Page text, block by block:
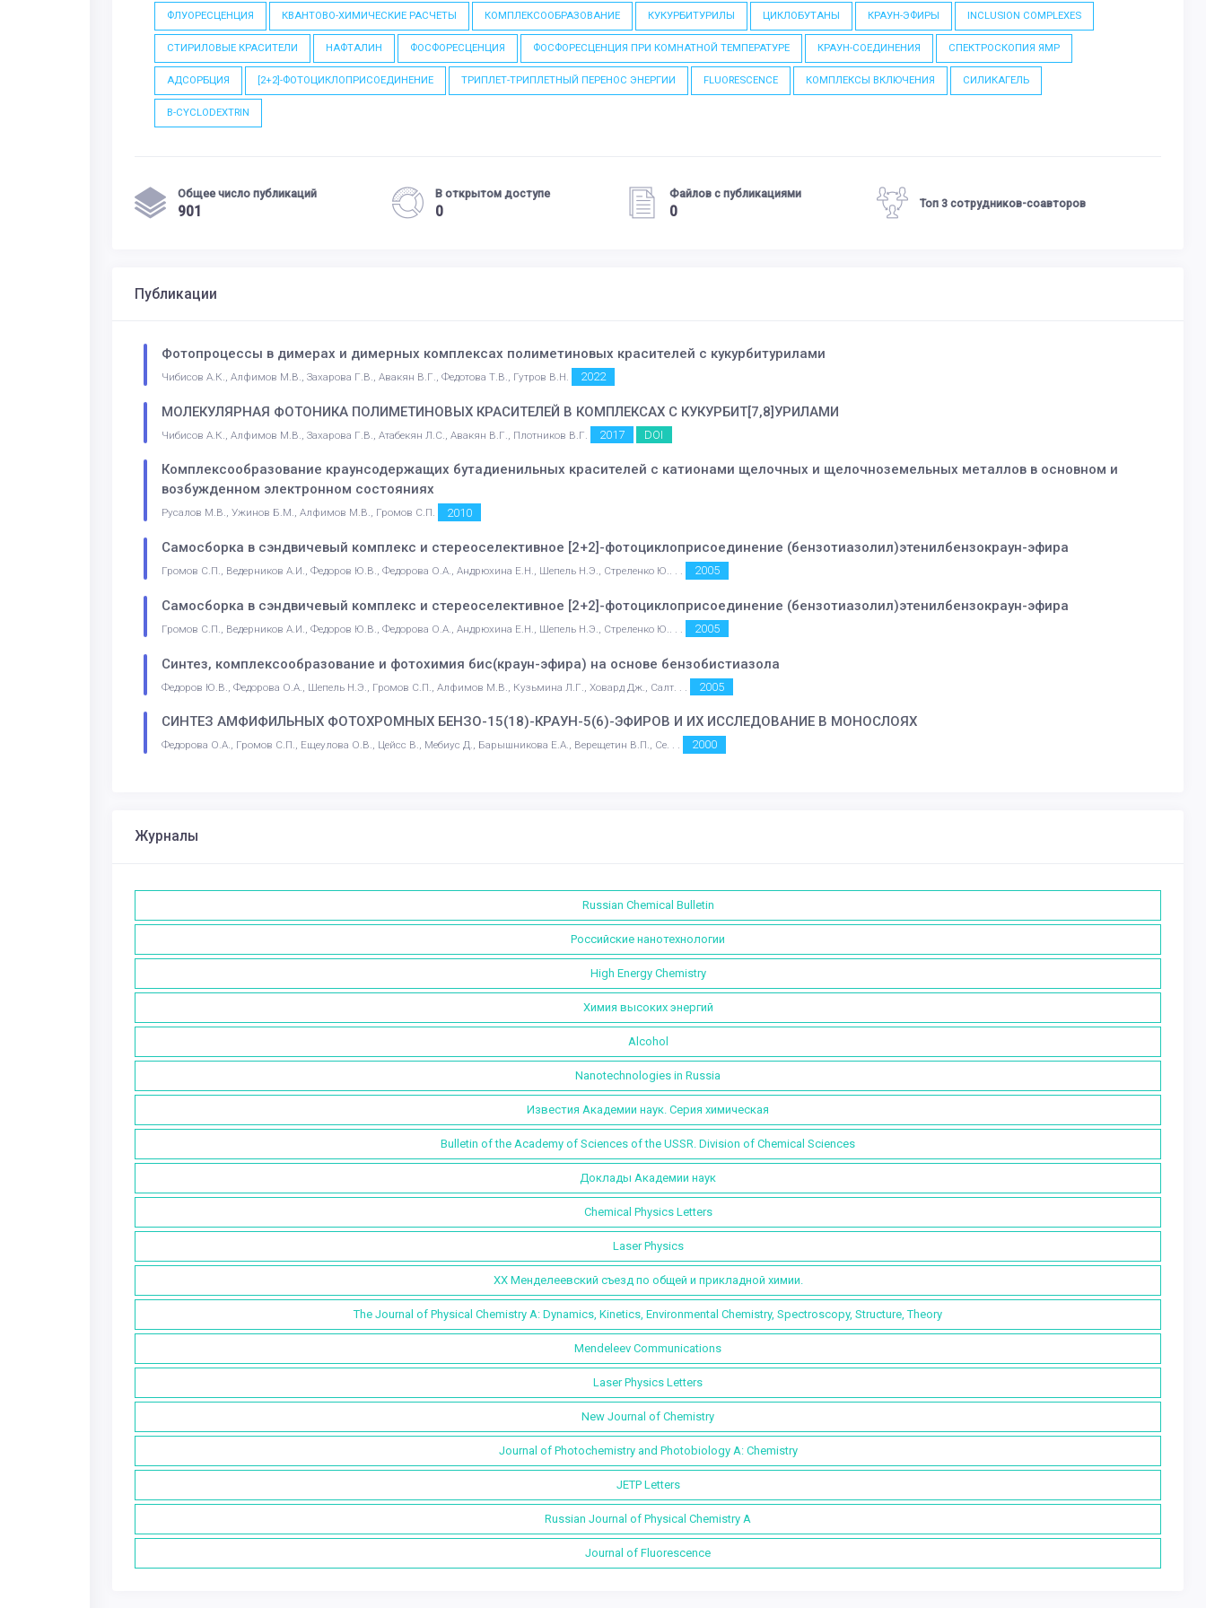
ФЛУОРЕСЦЕНЦИЯ КВАНТОВО-ХИМИЧЕСКИЕ РАСЧЕТЫ КОМПЛЕКСООБРАЗОВАНИЕ КУКУРБИТУРИЛЫ ЦИКЛОБУТАНЫ КРАУН-ЭФИРЫ INCLUSION COMPLEXES
СТИРИЛОВЫЕ КРАСИТЕЛИ НАФТАЛИН ФОСФОРЕСЦЕНЦИЯ ФОСФОРЕСЦЕНЦИЯ ПРИ КОМНАТНОЙ ТЕМПЕРАТУРЕ КРАУН-СОЕДИНЕНИЯ СПЕКТРОСКОПИЯ ЯМР
АДСОРБЦИЯ [2+2]-ФОТОЦИКЛОПРИСОЕДИНЕНИЕ ТРИПЛЕТ-ТРИПЛЕТНЫЙ ПЕРЕНОС ЭНЕРГИИ FLUORESCENCE КОМПЛЕКСЫ ВКЛЮЧЕНИЯ СИЛИКАГЕЛЬ
Β-CYCLODEXTRIN
Общее число публикаций
901
В открытом доступе
0
Файлов с публикациями
0 Топ 3 сотрудников-соавторов
Публикации
Фотопроцессы в димерах и димерных комплексах полиметиновых красителей с кукурбитурилами
Чибисов А.К., Алфимов М.В., Захарова Г.В., Авакян В.Г., Федотова Т.В., Гутров В.Н. 2022
МОЛЕКУЛЯРНАЯ ФОТОНИКА ПОЛИМЕТИНОВЫХ КРАСИТЕЛЕЙ В КОМПЛЕКСАХ С КУКУРБИТ[7,8]УРИЛАМИ
Чибисов А.К., Алфимов М.В., Захарова Г.В., Атабекян Л.С., Авакян В.Г., Плотников В.Г. 2017 DOI
Комплексообразование краунсодержащих бутадиенильных красителей с катионами щелочных и щелочноземельных металлов в основном и
возбужденном электронном состояниях
Русалов М.В., Ужинов Б.М., Алфимов М.В., Громов С.П. 2010
Самосборка в сэндвичевый комплекс и стереоселективное [2+2]-фотоциклоприсоединение (бензотиазолил)этенилбензокраун-эфира
Громов С.П., Ведерников А.И., Федоров Ю.В., Федорова О.А., Андрюхина Е.Н., Шепель Н.Э., Стреленко Ю.. . . 2005
Самосборка в сэндвичевый комплекс и стереоселективное [2+2]-фотоциклоприсоединение (бензотиазолил)этенилбензокраун-эфира
Громов С.П., Ведерников А.И., Федоров Ю.В., Федорова О.А., Андрюхина Е.Н., Шепель Н.Э., Стреленко Ю.. . . 2005
Синтез, комплексообразование и фотохимия бис(краун-эфира) на основе бензобистиазола
Федоров Ю.В., Федорова О.А., Шепель Н.Э., Громов С.П., Алфимов М.В., Кузьмина Л.Г., Ховард Дж., Салт. . . 2005
СИНТЕЗ АМФИФИЛЬНЫХ ФОТОХРОМНЫХ БЕНЗО-15(18)-КРАУН-5(6)-ЭФИРОВ И ИХ ИССЛЕДОВАНИЕ В МОНОСЛОЯХ
Федорова О.А., Громов С.П., Ещеулова О.В., Цейсc В., Мебиус Д., Барышникова Е.А., Верещетин В.П., Се. . . 2000
Журналы
Russian Chemical Bulletin
Российские нанотехнологии
High Energy Chemistry
Химия высоких энергий
Alcohol
Nanotechnologies in Russia
Известия Академии наук. Серия химическая
Bulletin of the Academy of Sciences of the USSR. Division of Chemical Sciences
Доклады Академии наук
Chemical Physics Letters
Laser Physics
ХХ Менделеевский съезд по общей и прикладной химии.
The Journal of Physical Chemistry A: Dynamics, Kinetics, Environmental Chemistry, Spectroscopy, Structure, Theory
Mendeleev Communications
Laser Physics Letters
New Journal of Chemistry
Journal of Photochemistry and Photobiology A: Chemistry
JETP Letters
Russian Journal of Physical Chemistry A
Journal of Fluorescence